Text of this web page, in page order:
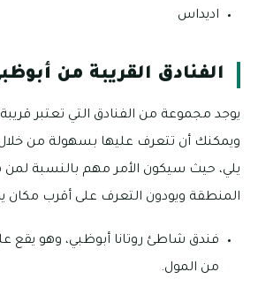
اديداس
الفنادق القريبة من
يوجد مجموعة من الفنادق التي تعتبر
ويمكنك أن تتعرف عليها بسهولة من
يلي، حيث سيكون الأمر مهم بالنسبة
المنطقة ويودون التعرف على أقرب
من المول.